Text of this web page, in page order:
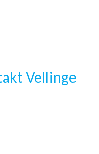
Vellinge